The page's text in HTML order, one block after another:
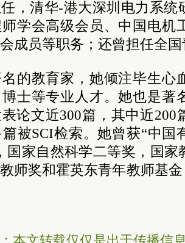
，清华-港大深圳电力系统
学会高级会员、中国电机
成员等职务；还曾担任全
的教育家，她倾注毕生心
士等专业人才。她也是著
论文近300篇，其中近200
被SCI检索。她曾获“中国
国家自然科学二等奖，国
师奖和霍英东青年教师基